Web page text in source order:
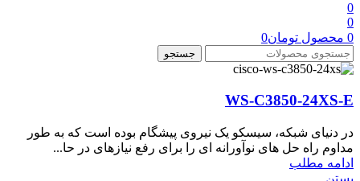
0
0
0 محصول تومان0
جستجو
WS-C3850-24XS-E
در دنیای شبکه، سیسکو یک نیروی پیشگام بوده است که به طور
مداوم راه حل های نوآورانه ای را برای رفع نیازهای در حا...
ادامه مطلب
بستن